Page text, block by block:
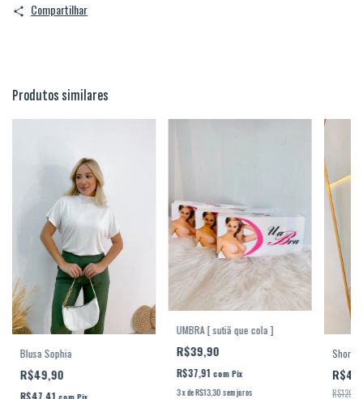
Compartilhar
Produtos similares
Blusa Sophia
R$49,90
UMBRA [ sutiã que cola ]
R$39,90
R$37,91 com Pix
3xdeR$13,30 sem juros
Short